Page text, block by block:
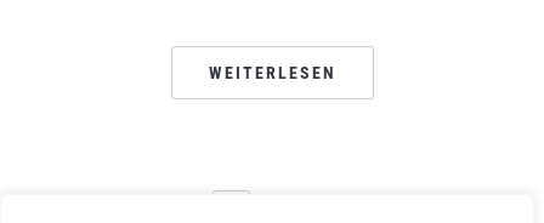
WEITERLESEN
SEITENNUMMERIERUNG